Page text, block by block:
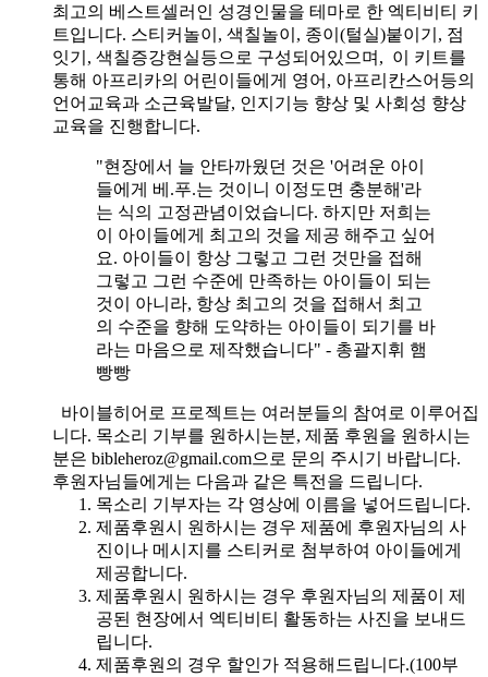
최고의 베스트셀러인 성경인물을 테마로 한 엑티비티 키
트입니다. 스티커놀이, 색칠놀이, 종이(털실)붙이기, 점
잇기, 색칠증강현실등으로 구성되어있으며, 이 키트를
통해 아프리카의 어린이들에게 영어, 아프리칸스어등의
언어교육과 소근육발달, 인지기능 향상 및 사회성 향상
교육을 진행합니다.
"현장에서 늘 안타까웠던 것은 '어려운 아이
들에게 베.푸.는 것이니 이정도면 충분해'라
는 식의 고정관념이었습니다. 하지만 저희는
이 아이들에게 최고의 것을 제공 해주고 싶어
요. 아이들이 항상 그렇고 그런 것만을 접해
그렇고 그런 수준에 만족하는 아이들이 되는
것이 아니라, 항상 최고의 것을 접해서 최고
의 수준을 향해 도약하는 아이들이 되기를 바
라는 마음으로 제작했습니다" - 총괄지휘 햄
빵빵
바이블히어로 프로젝트는 여러분들의 참여로 이루어집
니다. 목소리 기부를 원하시는분, 제품 후원을 원하시는
분은 bibleheroz@gmail.com으로 문의 주시기 바랍니다.
후원자님들에게는 다음과 같은 특전을 드립니다.
목소리 기부자는 각 영상에 이름을 넣어드립니다.
제품후원시 원하시는 경우 제품에 후원자님의 사
진이나 메시지를 스티커로 첨부하여 아이들에게
제공합니다.
제품후원시 원하시는 경우 후원자님의 제품이 제
공된 현장에서 엑티비티 활동하는 사진을 보내드
립니다.
제품후원의 경우 할인가 적용해드립니다.(100부